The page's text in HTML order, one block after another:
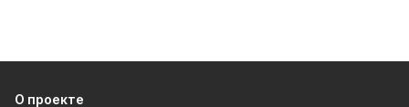
О проекте